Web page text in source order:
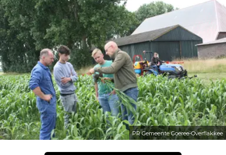
PR Gemeente Goeree-Overflakkee